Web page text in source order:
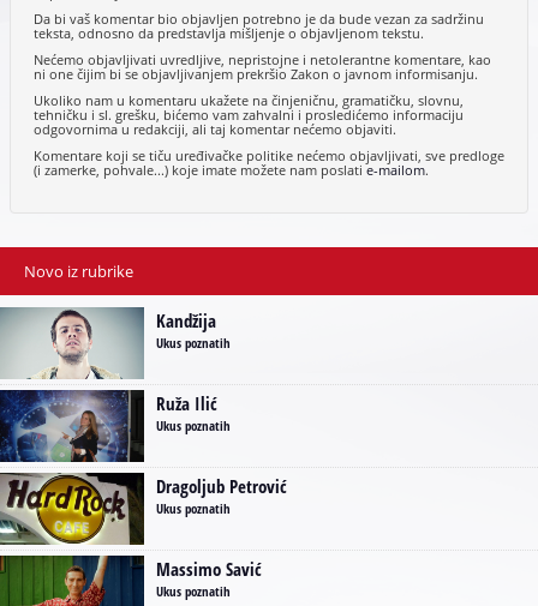
Da bi vaš komentar bio objavljen potrebno je da bude vezan za sadržinu
teksta, odnosno da predstavlja mišljenje o objavljenom tekstu.
Nećemo objavljivati uvredljive, nepristojne i netolerantne komentare, kao
ni one čijim bi se objavljivanjem prekršio Zakon o javnom informisanju.
Ukoliko nam u komentaru ukažete na činjeničnu, gramatičku, slovnu,
tehničku i sl. grešku, bićemo vam zahvalni i prosledićemo informaciju
odgovornima u redakciji, ali taj komentar nećemo objaviti.
Komentare koji se tiču uređivačke politike nećemo objavljivati, sve predloge
(i zamerke, pohvale...) koje imate možete nam poslatie-mailom.
Novo iz rubrike
Kandžija
Ukus poznatih
Ruža Ilić
Ukus poznatih
Dragoljub Petrović
Ukus poznatih
Massimo Savić
Ukus poznatih